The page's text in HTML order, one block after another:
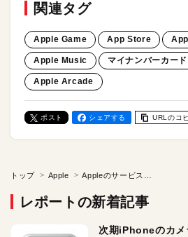
関連タグ
Apple Game App Store
Apple Music マイナンバーカード
Apple Arcade
ポスト シェアする URLのコ
トップ Apple
レポートの新着記事
次期iPhoneのカメ